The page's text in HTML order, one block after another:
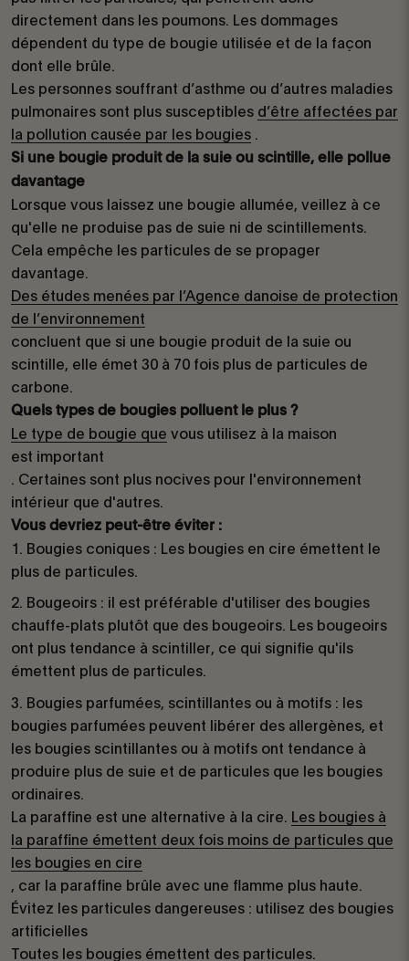
directement dans les poumons. Les dommages
dépendent du type de bougie utilisée et de la façon
dont elle brûle.
Les personnes souffrant d’asthme ou d’autres maladies
pulmonaires sont plus susceptibles d’être affectées par
la pollution causée par les bougies .
Si une bougie produit de la suie ou scintille, elle pollue
davantage
Lorsque vous laissez une bougie allumée, veillez à ce
qu'elle ne produise pas de suie ni de scintillements.
Cela empêche les particules de se propager
davantage.
Des études menées par l’Agence danoise de protection
de l’environnement
concluent que si une bougie produit de la suie ou
scintille, elle émet 30 à 70 fois plus de particules de
carbone.
Quels types de bougies polluent le plus ?
Le type de bougie que vous utilisez à la maison
est important
. Certaines sont plus nocives pour l'environnement
intérieur que d'autres.
Vous devriez peut-être éviter :
Bougies coniques : Les bougies en cire émettent le
plus de particules.
Bougeoirs : il est préférable d'utiliser des bougies
chauffe-plats plutôt que des bougeoirs. Les bougeoirs
ont plus tendance à scintiller, ce qui signifie qu'ils
émettent plus de particules.
Bougies parfumées, scintillantes ou à motifs : les
bougies parfumées peuvent libérer des allergènes, et
les bougies scintillantes ou à motifs ont tendance à
produire plus de suie et de particules que les bougies
ordinaires.
La paraffine est une alternative à la cire. Les bougies à
la paraffine émettent deux fois moins de particules que
les bougies en cire
, car la paraffine brûle avec une flamme plus haute.
Évitez les particules dangereuses : utilisez des bougies
artificielles
Toutes les bougies émettent des particules.